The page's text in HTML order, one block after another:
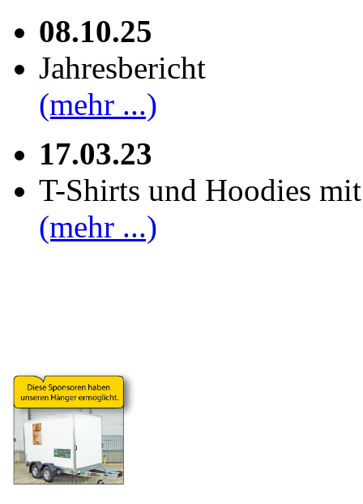
08.10.25
Jahresbericht
(mehr ...)
17.03.23
T-Shirts und Hoodies
(mehr ...)